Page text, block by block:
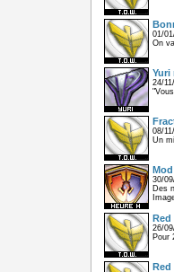
01/
On
Yuri
24/
08/
Un
Mod
30/
Des
Red
26/
Pour
Red